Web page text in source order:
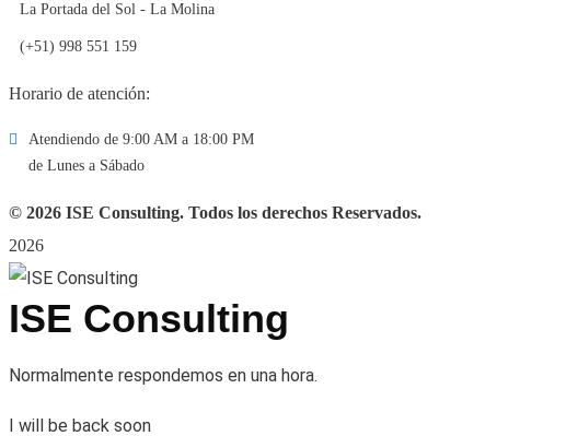
La Portada del Sol - La Molina
(+51) 998 551 159
Horario de atención:
Atendiendo de 9:00 AM a 18:00 PM
de Lunes a Sábado
© 2026 ISE Consulting. Todos los derechos Reservados.
2026
ISE Consulting
Normalmente respondemos en una hora.
I will be back soon